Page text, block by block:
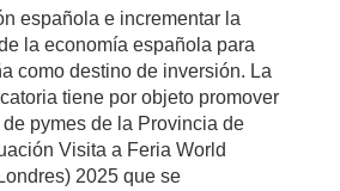
española e incrementar la
la economía española para
como destino de inversión. La
tiene por objeto promover
pymes de la Provincia de
Visita a Feria World
2025 que se